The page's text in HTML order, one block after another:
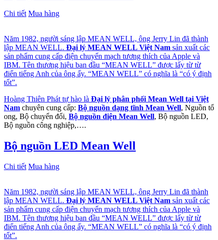
Chi tiết Mua hàng
Năm 1982, người sáng lập MEAN WELL, ông Jerry Lin đã thành
lập MEAN WELL. Đại lý MEAN WELL Việt Nam sản xuất các
sản phẩm cung cấp điện chuyển mạch tương thích của Apple và
IBM. Tên thương hiệu ban đầu “MEAN WELL” được lấy từ từ
điển tiếng Anh của ông ấy. “MEAN WELL” có nghĩa là “có ý định
tốt”.
Hoàng Thiên Phát tự hào là Đại lý phân phối Mean Well tại Việt
Nam chuyên cung cấp: Bộ nguồn dạng tĩnh Mean Well, Nguồn tổ
ong, Bộ chuyển đổi, Bộ nguồn điện Mean Well, Bộ nguồn LED,
Bộ nguồn công nghiệp,….
Bộ nguồn LED Mean Well
Chi tiết Mua hàng
Năm 1982, người sáng lập MEAN WELL, ông Jerry Lin đã thành
lập MEAN WELL. Đại lý MEAN WELL Việt Nam sản xuất các
sản phẩm cung cấp điện chuyển mạch tương thích của Apple và
IBM. Tên thương hiệu ban đầu “MEAN WELL” được lấy từ từ
điển tiếng Anh của ông ấy. “MEAN WELL” có nghĩa là “có ý định
tốt”.